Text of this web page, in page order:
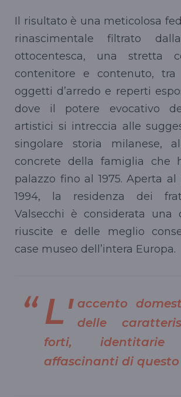
Il risultato è una meticolosa
rinascimentale filtrato
ottocentesca, una stretta
contenitore e contenuto, tra
oggetti d’arredo e reperti
dove il potere evocativo
artistici si intreccia alle
singolare storia milanese,
concrete della famiglia che
palazzo fino al 1975. Aperta
1994, la residenza dei
Valsecchi è considerata una
riuscite e delle meglio
case museo dell’intera Europa.
L' accento
delle
forti,
affascinanti di questo